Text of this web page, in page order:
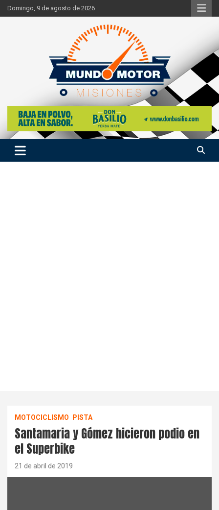
Skip
to
Domingo, 9 de agosto de 2026
Mundo Motor Misiones
Si hay ruido de motores ahí estaremos
MOTOCICLISMO PISTA
Santamaria y Gómez hicieron podio en
el Superbike
21 de abril de 2019